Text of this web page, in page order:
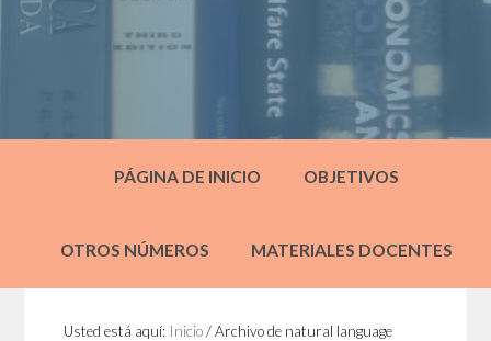
PÁGINA DE INICIO OBJETIVOS
OTROS NÚMEROS MATERIALES DOCENTES
Usted está aquí: Inicio /Archivo de natural language